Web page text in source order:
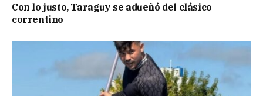
Con lo justo, Taraguy se adueñó del clásico
correntino